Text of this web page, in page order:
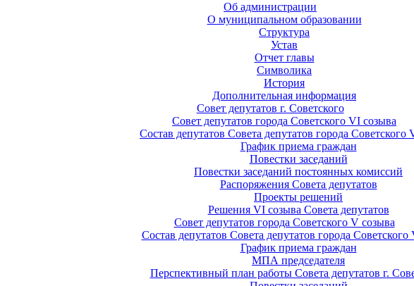
Об администрации
О муниципальном образовании
Структура
Устав
Отчет главы
Символика
История
Дополнительная информация
Совет депутатов г. Советского
Совет депутатов города Советского VI созыва
Состав депутатов Совета депутатов города Советского
График приема граждан
Повестки заседаний
Повестки заседаний постоянных комиссий
Распоряжения Совета депутатов
Проекты решений
Решения VI созыва Совета депутатов
Совет депутатов города Советского V созыва
Состав депутатов Совета депутатов города Советского
График приема граждан
МПА председателя
Перспективный план работы Совета депутатов г.